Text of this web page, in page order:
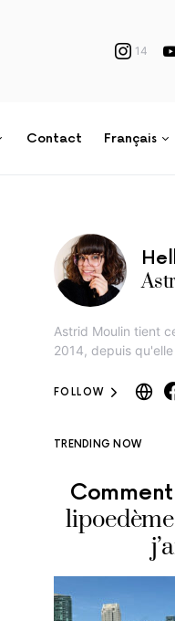
14
Contact Français
Astrid Moulin tient
2014, depuis
FOLLOW
TRENDING NOW